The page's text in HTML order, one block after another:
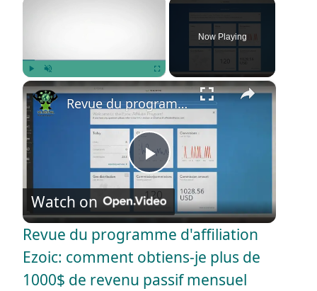
Now Playing
×
P
l
a
Revue du programme d'affiliation Ezoic: comment obtiens-je plus de 1000$ de revenu passif mensuel
Watch on
Revue du programme d'affiliation
Ezoic: comment obtiens-je plus de
1000$ de revenu passif mensuel